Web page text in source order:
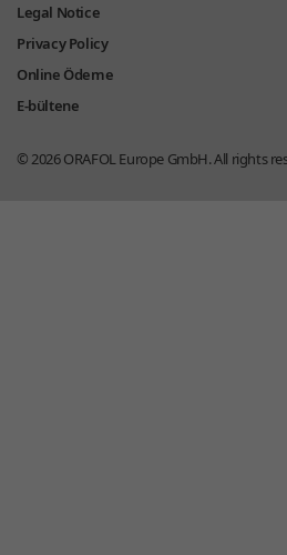
Legal Notice
Privacy Policy
Online Ödeme
E-bültene
© 2026ORAFOL Europe GmbH.All rights